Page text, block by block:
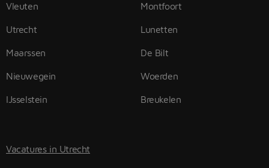
Vleuten
Utrecht
Maarssen
Nieuwegein
IJsselstein
Montfoort
Lunetten
De Bilt
Woerden
Breukelen
Vacatures in Utrecht